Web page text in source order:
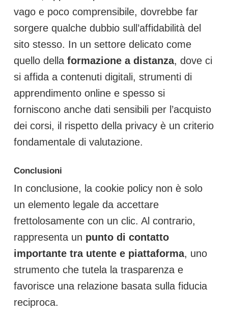
vago e poco comprensibile, dovrebbe far
sorgere qualche dubbio sull’affidabilità del
sito stesso. In un settore delicato come
quello della formazione a distanza, dove ci
si affida a contenuti digitali, strumenti di
apprendimento online e spesso si
forniscono anche dati sensibili per l’acquisto
dei corsi, il rispetto della privacy è un criterio
fondamentale di valutazione.
Conclusioni
In conclusione, la cookie policy non è solo
un elemento legale da accettare
frettolosamente con un clic. Al contrario,
rappresenta un punto di contatto
importante tra utente e piattaforma, uno
strumento che tutela la trasparenza e
favorisce una relazione basata sulla fiducia
reciproca.